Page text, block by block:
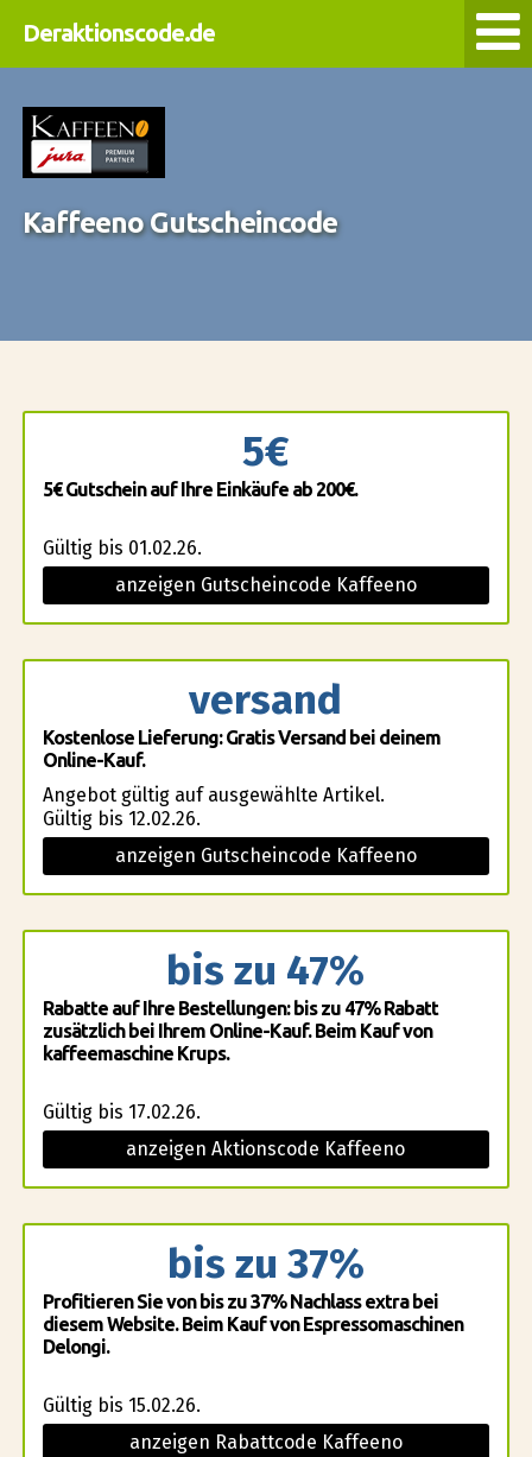
Deraktionscode.de
Kaffeeno Gutscheincode
5€
5€ Gutschein auf Ihre Einkäufe ab 200€.
Gültig bis 01.02.26.
anzeigen Gutscheincode Kaffeeno
versand
Kostenlose Lieferung: Gratis Versand bei deinem
Online-Kauf.
Angebot gültig auf ausgewählte Artikel.
Gültig bis 12.02.26.
anzeigen Gutscheincode Kaffeeno
bis zu 47%
Rabatte auf Ihre Bestellungen: bis zu 47% Rabatt
zusätzlich bei Ihrem Online-Kauf. Beim Kauf von
kaffeemaschine Krups.
Gültig bis 17.02.26.
anzeigen Aktionscode Kaffeeno
bis zu 37%
Profitieren Sie von bis zu 37% Nachlass extra bei
diesem Website. Beim Kauf von Espressomaschinen
Delongi.
Gültig bis 15.02.26.
anzeigen Rabattcode Kaffeeno